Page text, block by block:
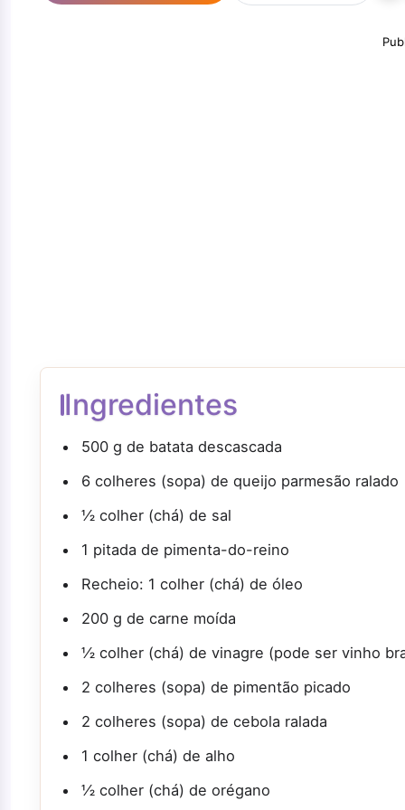
Ingredientes
500 g de batata descascada
6 colheres (sopa) de queijo parmesão ralado
½ colher (chá) de sal
1 pitada de pimenta-do-reino
Recheio: 1 colher (chá) de óleo
200 g de carne moída
½ colher (chá) de vinagre (pode ser vinho
2 colheres (sopa) de pimentão picado
2 colheres (sopa) de cebola ralada
1 colher (chá) de alho
½ colher (chá) de orégano